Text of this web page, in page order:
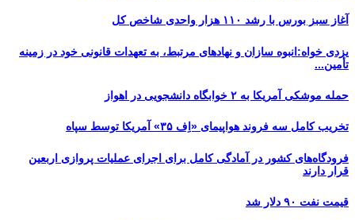
آغاز سبز بورس با رشد ۱۱۰ هزار واحدی شاخص کل
یزدی خواه:انبوه سازان و نهادهای مرتبط، به تعهدات قانونی خود در زمینه
تأمین...
حمله موشکی آمریکا به ۲ خوابگاه دانشجویی در اهواز
تخریب کامل سه فروند هواپیمای «اِف ۳۵» آمریکا توسط سپاه
فرودگاه‌های کشور در آمادگی کامل برای اجرای عملیات پروازی اربعین
قرار دارند
قیمت نفت ۹۰ دلار شد